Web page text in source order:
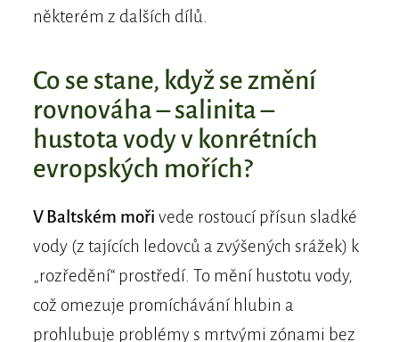
některém z dalších dílů.
Co se stane, když se změní
rovnováha – salinita –
hustota vody v konrétních
evropských mořích?
V Baltském moři vede rostoucí přísun sladké
vody (z tajících ledovců a zvýšených srážek) k
„rozředění“ prostředí. To mění hustotu vody,
což omezuje promíchávání hlubin a
prohlubuje problémy s mrtvými zónami bez